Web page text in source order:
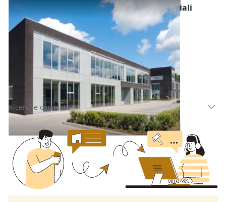
Fabbricati Costruiti per Esigenze Commerciali
all'asta a Padova
Villa Estense (Padova)
Offerta minima
210.937,50 € 281.250 €
Codice asta:053a0b42
Asta chiusa
Ricerche correlate